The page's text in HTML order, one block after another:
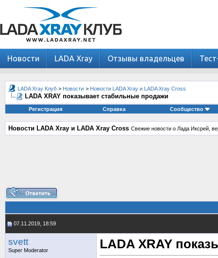
Новости LADA Xray Отзывы владельцев
LADA Xray Клуб > Новости > Новости LADA Xray и LADA Xray Cross
LADA XRAY показывает стабильные продажи
Регистрация Справка Сообщество
Новости LADA Xray и LADA Xray Cross Свежие новости о Лада Иксрей,
07.11.2019, 18:59
svett
Super Moderator
LADA XRAY